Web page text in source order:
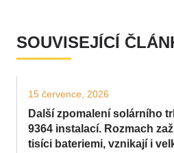
SOUVISEJÍCÍ
15 července, 2026
Další zpomalení solárního
9364 instalací. Rozmach
tisíci bateriemi, vznikají i